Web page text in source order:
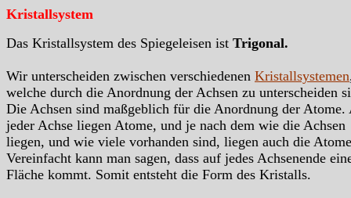
Kristallsystem
Das Kristallsystem des Spiegeleisen ist Trigonal.
Wir unterscheiden zwischen verschiedenen Kristallsystemen
welche durch die Anordnung der Achsen zu unterscheiden
Die Achsen sind maßgeblich für die Anordnung der Atome.
jeder Achse liegen Atome, und je nach dem wie die Achsen
liegen, und wie viele vorhanden sind, liegen auch die
Vereinfacht kann man sagen, dass auf jedes Achsenende
Fläche kommt. Somit entsteht die Form des Kristalls.